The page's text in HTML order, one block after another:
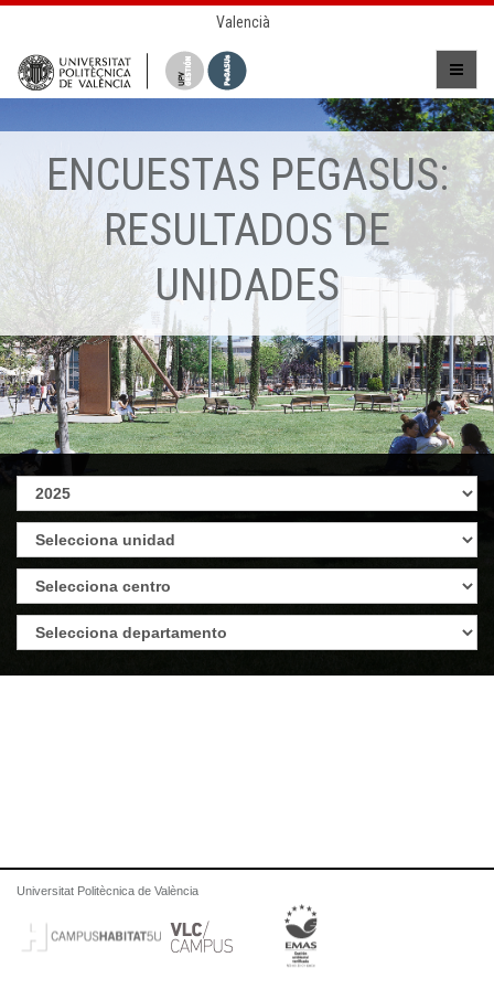
Valencià
ENCUESTAS PEGASUS:
RESULTADOS DE
UNIDADES
Universitat Politècnica de València